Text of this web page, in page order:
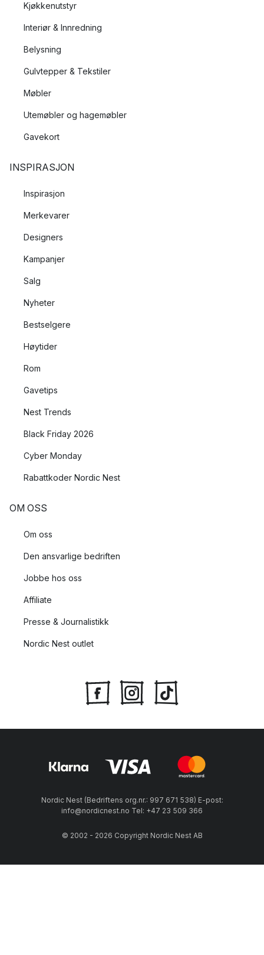
Kjøkkenutstyr
Interiør & Innredning
Belysning
Gulvtepper & Tekstiler
Møbler
Utemøbler og hagemøbler
Gavekort
INSPIRASJON
Inspirasjon
Merkevarer
Designers
Kampanjer
Salg
Nyheter
Bestselgere
Høytider
Rom
Gavetips
Nest Trends
Black Friday 2026
Cyber Monday
Rabattkoder Nordic Nest
OM OSS
Om oss
Den ansvarlige bedriften
Jobbe hos oss
Affiliate
Presse & Journalistikk
Nordic Nest outlet
Nordic Nest (Bedriftens org.nr.: 997 671 538) E-post:
info@nordicnest.no Tel: +47 23 509 366
© 2002 - 2026 Copyright Nordic Nest AB